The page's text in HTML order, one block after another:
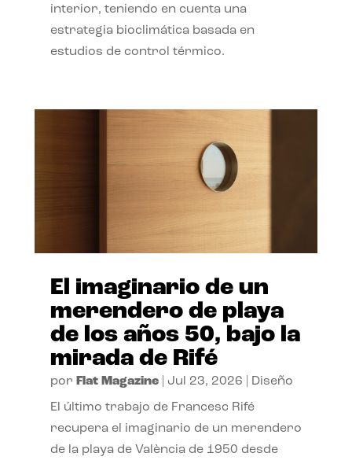
interior, teniendo en cuenta una
estrategia bioclimática basada en
estudios de control térmico.
El imaginario de un
merendero de playa
de los años 50, bajo la
mirada de Rifé
por Flat Magazine| Jul 23, 2026 Diseño
El último trabajo de Francesc Rifé
recupera el imaginario de un merendero
de la playa de València de 1950 desde